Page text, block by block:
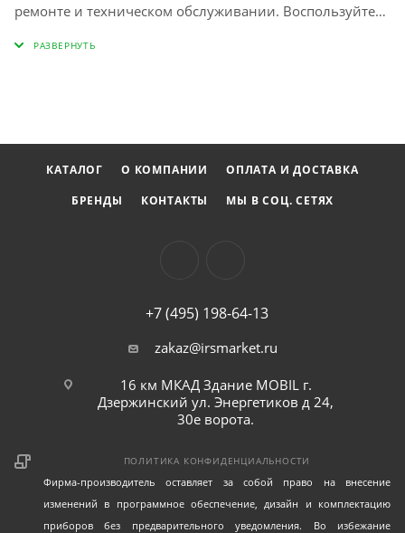
ремонте и техническом обслуживании. Воспользуйтесь
вашего домашнего или профессионального
КАТАЛОГ О КОМПАНИИ
ОПЛАТА И ДОСТАВКА
БРЕНДЫ
КОНТАКТЫ МЫ В СОЦ. СЕТЯХ
+7 (495) 198-64-13
zakaz@irsmarket.ru
16 км МКАД Здание MOBIL г.
Дзержинский ул. Энергетиков д 24,
30е ворота.
ПОЛИТИКА КОНФИДЕНЦИАЛЬНОСТИ
Фирма-производитель оставляет за собой право на внесение
изменений в программное обеспечение, дизайн и комплектацию
приборов без предварительного уведомления. Во избежание